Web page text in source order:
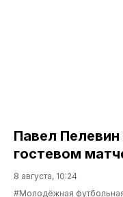
Павел
гостевом
8 августа, 10:24
#Молодёжная